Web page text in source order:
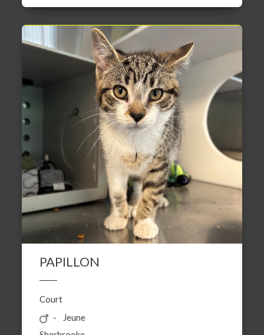
PAPILLON
Court
Jeune